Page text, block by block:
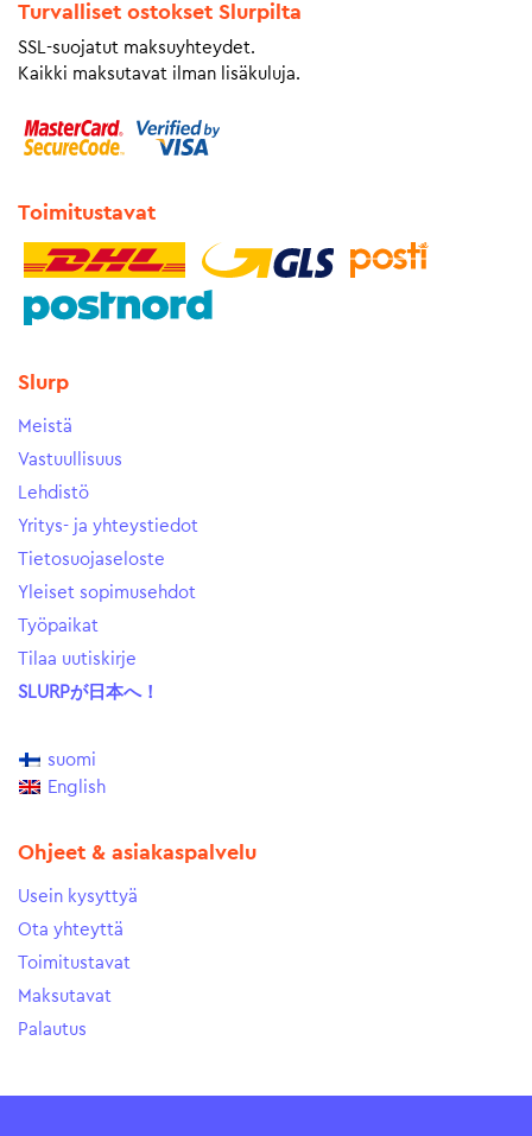
Turvalliset ostokset Slurpilta
SSL-suojatut maksuyhteydet.
Kaikki maksutavat ilman lisäkuluja.
Toimitustavat
Slurp
Meistä
Vastuullisuus
Lehdistö
Yritys- ja yhteystiedot
Tietosuojaseloste
Yleiset sopimusehdot
Työpaikat
Tilaa uutiskirje
SLURPが日本へ！
suomi
English
Ohjeet & asiakaspalvelu
Usein kysyttyä
Ota yhteyttä
Toimitustavat
Maksutavat
Palautus